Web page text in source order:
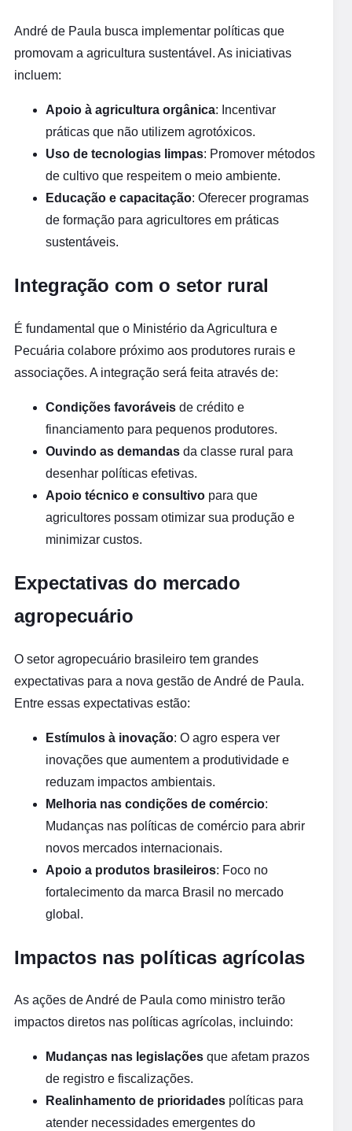
André de Paula busca implementar políticas que
promovam a agricultura sustentável. As iniciativas
incluem:
Apoio à agricultura orgânica: Incentivar
práticas que não utilizem agrotóxicos.
Uso de tecnologias limpas: Promover métodos
de cultivo que respeitem o meio ambiente.
Educação e capacitação: Oferecer programas
de formação para agricultores em práticas
sustentáveis.
Integração com o setor rural
É fundamental que o Ministério da Agricultura e
Pecuária colabore próximo aos produtores rurais e
associações. A integração será feita através de:
Condições favoráveis de crédito e
financiamento para pequenos produtores.
Ouvindo as demandas da classe rural para
desenhar políticas efetivas.
Apoio técnico e consultivo para que
agricultores possam otimizar sua produção e
minimizar custos.
Expectativas do mercado
agropecuário
O setor agropecuário brasileiro tem grandes
expectativas para a nova gestão de André de Paula.
Entre essas expectativas estão:
Estímulos à inovação: O agro espera ver
inovações que aumentem a produtividade e
reduzam impactos ambientais.
Melhoria nas condições de comércio:
Mudanças nas políticas de comércio para abrir
novos mercados internacionais.
Apoio a produtos brasileiros: Foco no
fortalecimento da marca Brasil no mercado
global.
Impactos nas políticas agrícolas
As ações de André de Paula como ministro terão
impactos diretos nas políticas agrícolas, incluindo:
Mudanças nas legislações que afetam prazos
de registro e fiscalizações.
Realinhamento de prioridades políticas para
atender necessidades emergentes do